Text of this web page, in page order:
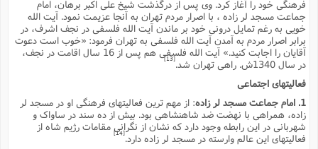
فرهنگى خود را آغاز کرد. وى پس از درگذشت شیخ على اکبر برهان، امام
جماعت مسجد لر زاده ، با اصرار مردم تهران به آنجا عزیمت نمود. آیت الله
خویى به رغم تمایل درونى خود بر ماندن آیت الله فلسفى در نجف اشرف، در
برابر اصرار مردم به آمدن آیت الله فلسفى به تهران فرمود: «خوب است دعوت
آقایان را اجابت کنید.» آیت الله فلسفى هم پس از 16 سال اقامت در نجف،
در سال 1340ش. راهى تهران شد.
فعالیتهاى اجتماعى
1. امام جماعت مسجد لر زاده
: از مهم ترین فعالیتهاى فرهنگى او در مسجد لر
زاده، همراهى با نهضت ضد شاهنشاهى بود. بیش از ده سند در ساواک و
شهربانى در این رابطه وجود دارد که نشان از نگرانى مقامات رژیم شاه از
فعالیتهاى این عالم وارسته در مسجد لر زاده دارد.[14]